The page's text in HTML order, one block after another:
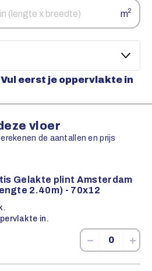
m2
Vul eerst je oppervlakte in
vloer
de aantallen en prijs
Gelakte plint Amsterdam
2.40m) - 70x12
in.
− +